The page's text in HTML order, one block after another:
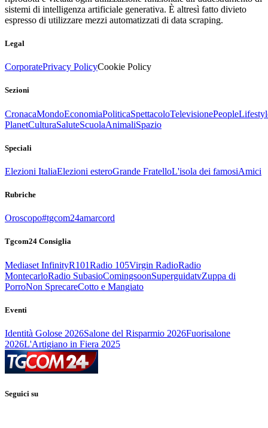
sistemi di intelligenza artificiale generativa. È altresì fatto divieto
espresso di utilizzare mezzi automatizzati di data scraping.
Legal
CorporatePrivacy PolicyCookie Policy
Sezioni
CronacaMondoEconomiaPoliticaSpettacoloTelevisionePeople
PlanetCulturaSaluteScuolaAnimaliSpazio
Speciali
Elezioni ItaliaElezioni esteroGrande FratelloL'isola dei famosiAmici
Rubriche
Oroscopo#tgcom24amarcord
Tgcom24 Consiglia
Mediaset InfinityR101Radio 105Virgin RadioRadio
MontecarloRadio SubasioComingsoonSuperguidatvZuppa di
PorroNon SprecareCotto e Mangiato
Eventi
Identità Golose 2026Salone del Risparmio 2026Fuorisalone
2026L'Artigiano in Fiera 2025
Seguici su